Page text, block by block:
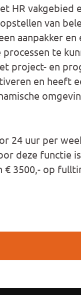
HR
van
aanpakker
te
project- en
en heeft
24 uur per
deze functie
€ 3500,- op